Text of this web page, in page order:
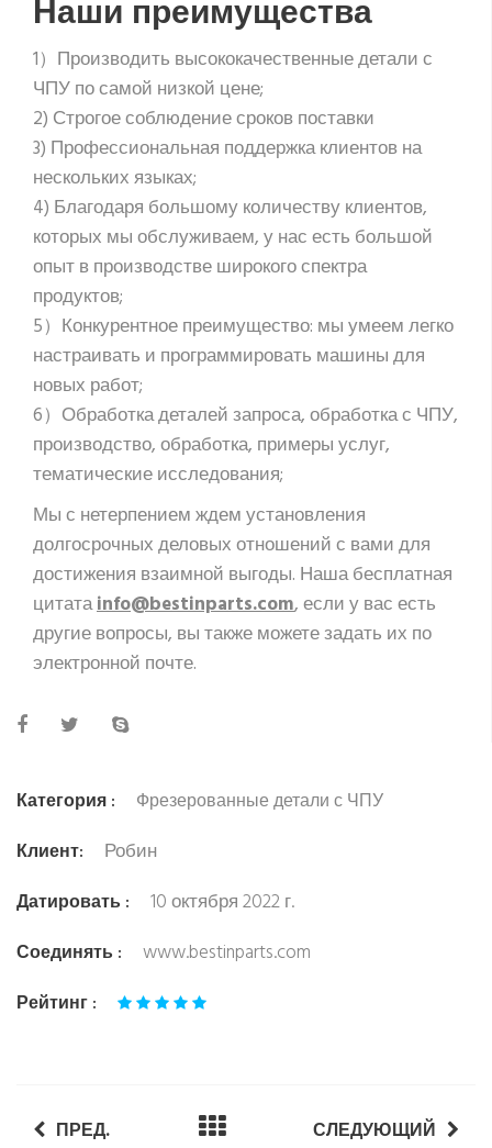
Наши преимущества
1）Производить высококачественные детали с
ЧПУ по самой низкой цене;
2) Строгое соблюдение сроков поставки
3) Профессиональная поддержка клиентов на
нескольких языках;
4) Благодаря большому количеству клиентов,
которых мы обслуживаем, у нас есть большой
опыт в производстве широкого спектра
продуктов;
5）Конкурентное преимущество: мы умеем легко
настраивать и программировать машины для
новых работ;
6）Обработка деталей запроса, обработка с ЧПУ,
производство, обработка, примеры услуг,
тематические исследования;
Мы с нетерпением ждем установления
долгосрочных деловых отношений с вами для
достижения взаимной выгоды. Наша бесплатная
цитатаinfo@bestinparts.com, если у вас есть
другие вопросы, вы также можете задать их по
электронной почте.
Категория :
Фрезерованные детали с ЧПУ
Клиент:
Робин
Датировать : 10 октября 2022 г.
Соединять : www.bestinparts.com
Рейтинг :
ПРЕД. СЛЕДУЮЩИЙ